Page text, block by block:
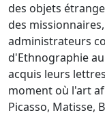
des objets
des
administrateurs
d'Ethnographie
acquis leurs
moment où l'art
Picasso, Matisse,